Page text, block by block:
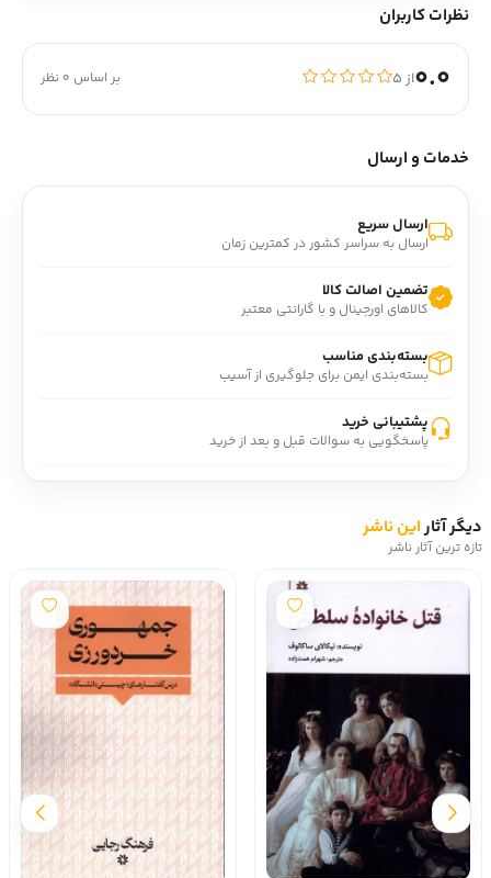
نظرات کاربران
0.0از ۵ بر اساس 0 نظر
خدمات و ارسال
ارسال سریع
ارسال به سراسر کشور در کمترین زمان
تضمین اصالت کالا
کالاهای اورجینال و با گارانتی معتبر
بسته‌بندی مناسب
بسته‌بندی ایمن برای جلوگیری از آسیب
پشتیبانی خرید
پاسخگویی به سوالات قبل و بعد از خرید
دیگر آثاراین ناشر
تازه ترین آثار ناشر